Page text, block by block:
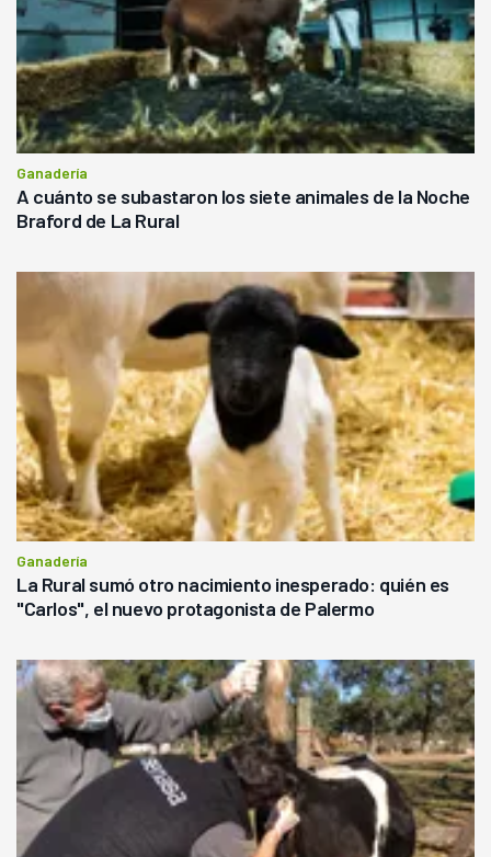
Ganadería
A cuánto se subastaron los siete animales de la Noche
Braford de La Rural
Ganadería
La Rural sumó otro nacimiento inesperado: quién es
"Carlos", el nuevo protagonista de Palermo